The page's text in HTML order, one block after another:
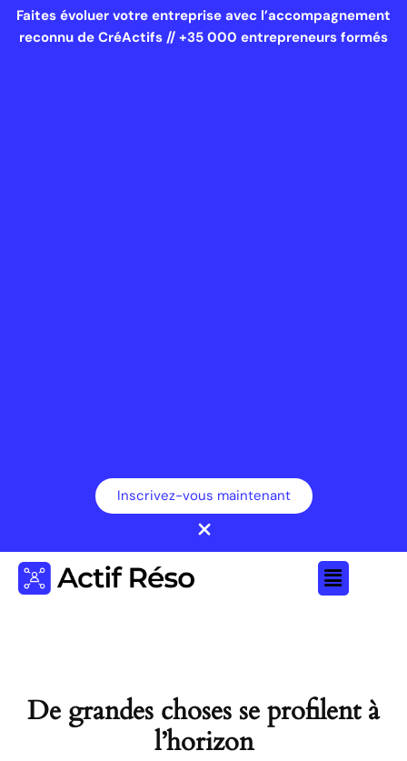
Faites évoluer votre entreprise avec l’accompagnement
reconnu de CréActifs // +35 000 entrepreneurs formés
Inscrivez-vous maintenant
De grandes choses se profilent à
l’horizon